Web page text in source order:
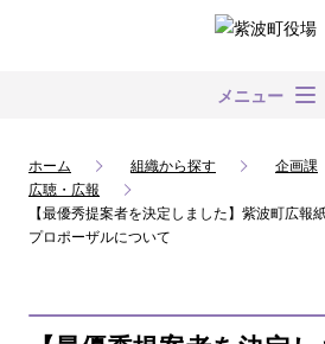
メニュー
ホーム 組織から探す
企画課
広聴・広報
【最優秀提案者を決定しました】紫波町広
プロポーザルについて